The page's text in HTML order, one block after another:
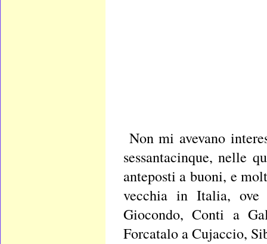
Non mi avevano
sessantacinque, nelle
anteposti a buoni, e
vecchia in Italia,
Giocondo, Conti a
Forcatalo a Cujaccio,